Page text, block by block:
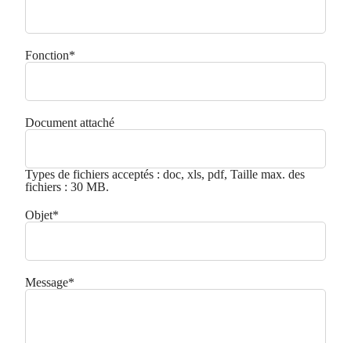
Fonction*
Document attaché
Types de fichiers acceptés : doc, xls, pdf, Taille max. des
fichiers : 30 MB.
Objet*
Message*